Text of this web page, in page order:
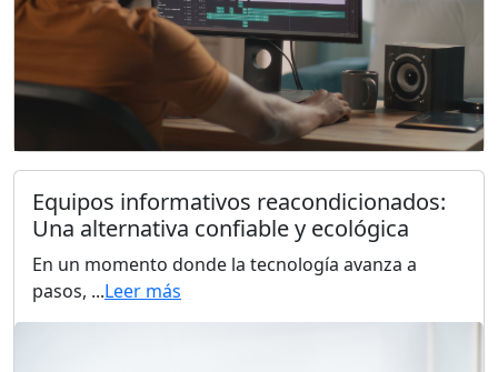
Equipos informativos reacondicionados:
Una alternativa confiable y ecológica
En un momento donde la tecnología avanza a
pasos, ...Leer más